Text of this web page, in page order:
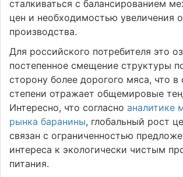
сталкиваться с балансированием
цен и необходимостью увеличения
производства.
Для российского потребителя это
постепенное смещение структуры
сторону более дорогого мяса, что в
степени отражает общемировые
Интересно, что согласноаналитике
рынка баранины, глобальный рост
связан с ограниченностью
интереса к экологически чистым
питания.